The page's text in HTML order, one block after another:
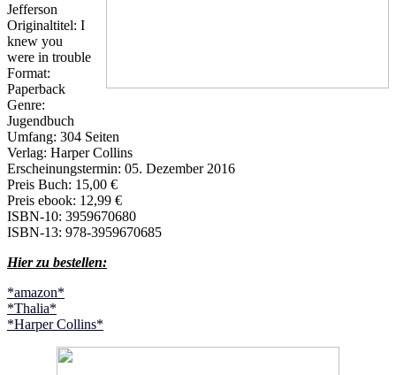
Jefferson
Originaltitel: I
knew you
were in trouble
Format:
Paperback
Genre:
Jugendbuch
Umfang: 304 Seiten
Verlag: Harper Collins
Erscheinungstermin: 05. Dezember 2016
Preis Buch: 15,00 €
Preis ebook: 12,99 €
ISBN-10: 3959670680
ISBN-13: 978-3959670685
Hier zu bestellen:
*amazon*
*Thalia*
*Harper Collins*